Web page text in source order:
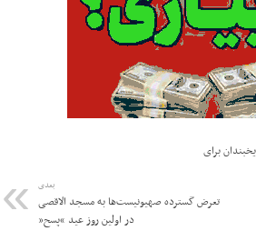
برای
بعدی
تعرض گسترده صهیونیست‌ها به مسجد الاقصی
در اولین روز عید “پسح”